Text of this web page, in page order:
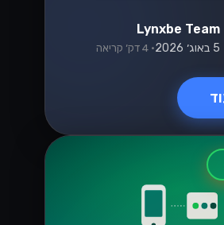
Lynxbe Team
5 באוג׳ 2026 • 4 דק׳ קריאה